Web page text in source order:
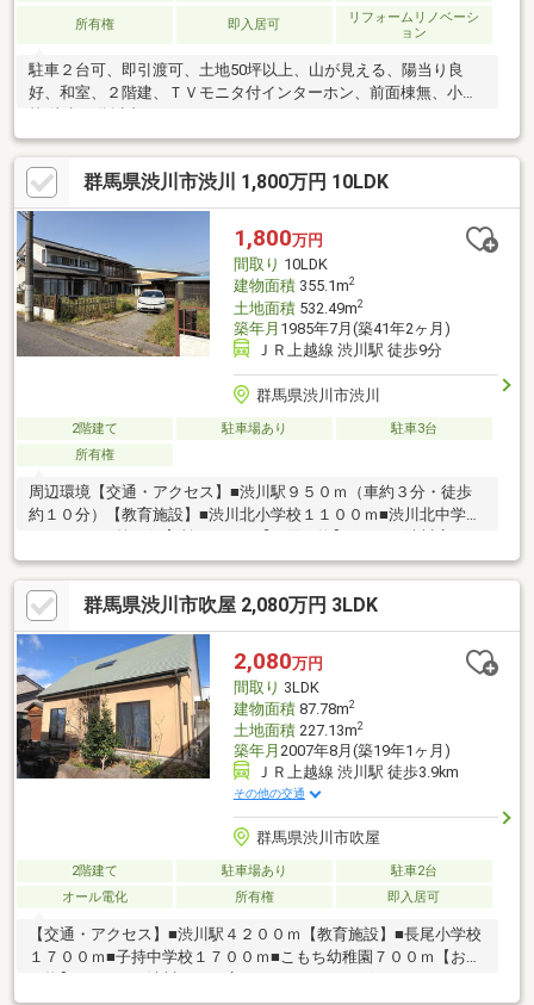
所有権 即入居可
リフォームリノベーシ
ョン
駐車２台可、即引渡可、土地50坪以上、山が見える、陽当り良
好、和室、２階建、ＴＶモニタ付インターホン、前面棟無、小学
校 徒歩10分以内
群馬県渋川市渋川 1,800万円 10LDK
1,800万円
間取り 10LDK
建物面積355.1m2
土地面積532.49m2
築年月 1985年7月(築41年2ヶ月)
ＪＲ上越線 渋川駅 徒歩9分
群馬県渋川市渋川
2階建て 駐車場あり
駐車3台
所有権
周辺環境【交通・アクセス】■渋川駅９５０ｍ（車約３分・徒歩
約１０分）【教育施設】■渋川北小学校１１００ｍ■渋川北中学校
０ｍ■セブンイレブン渋川東町店５００ｍ【医療機関】■いその眼
科１００ｍ
群馬県渋川市吹屋 2,080万円 3LDK
2,080万円
間取り 3LDK
建物面積87.78m2
土地面積227.13m2
築年月 2007年8月(築19年1ヶ月)
ＪＲ上越線 渋川駅 徒歩3.9km
その他の交通
群馬県渋川市吹屋
2階建て 駐車場あり
駐車2台
オール電化
所有権 即入居可
【交通・アクセス】■渋川駅４２００ｍ【教育施設】■長尾小学校
１７００ｍ■子持中学校１７００ｍ■こもち幼稚園７００ｍ【お買